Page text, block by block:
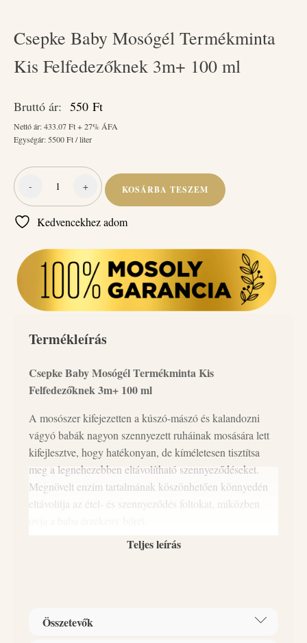
Csepke Baby Mosógél Termékminta
Kis Felfedezőknek 3m+ 100 ml
Bruttó ár: 550 Ft
Nettó ár:433.07Ft + 27% ÁFA
Egységár: 5500Ft / liter
-
Csepke
Mosógél
Felfedezőknek
3m+
100
ml
mennyiség
+ KOSÁRBA TESZEM
Kedvencekhez adom
Termékleírás
Csepke Baby Mosógél Termékminta Kis
Felfedezőknek 3m+ 100 ml
A mosószer kifejezetten a kúszó-mászó és kalandozni
vágyó babák nagyon szennyezett ruháinak mosására lett
kifejlesztve, hogy hatékonyan, de kíméletesen tisztítsa
meg a legnehezebben eltávolítható szennyeződéseket.
Megnövelt enzim tartalmának köszönhetően könnyedén
eltávolítja az étel- és szennyeződés foltokat, miközben
3 hónapos kortól ajánljuk (0-3 hónapos korig a Csepke
eredetű anyagokat. HIPOALLERGÉN- olyan
Teljes leírás
Összetevők